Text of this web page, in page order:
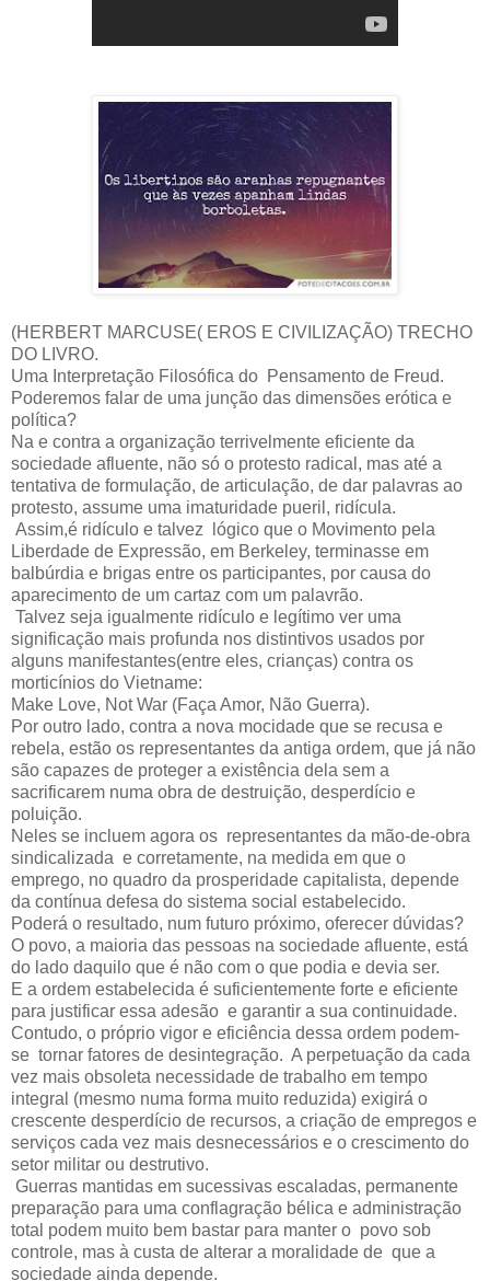
(HERBERT MARCUSE( EROS E CIVILIZAÇÃO) TRECHO
DO LIVRO.
Uma Interpretação Filosófica do Pensamento de Freud.
Poderemos falar de uma junção das dimensões erótica e
política?
Na e contra a organização terrivelmente eficiente da
sociedade afluente, não só o protesto radical, mas até a
tentativa de formulação, de articulação, de dar palavras ao
protesto, assume uma imaturidade pueril, ridícula.
Assim,é ridículo e talvez lógico que o Movimento pela
Liberdade de Expressão, em Berkeley, terminasse em
balbúrdia e brigas entre os participantes, por causa do
aparecimento de um cartaz com um palavrão.
Talvez seja igualmente ridículo e legítimo ver uma
significação mais profunda nos distintivos usados por
alguns manifestantes(entre eles, crianças) contra os
morticínios do Vietname:
Make Love, Not War (Faça Amor, Não Guerra).
Por outro lado, contra a nova mocidade que se recusa e
rebela, estão os representantes da antiga ordem, que já não
são capazes de proteger a existência dela sem a
sacrificarem numa obra de destruição, desperdício e
poluição.
Neles se incluem agora os representantes da mão-de-obra
sindicalizada e corretamente, na medida em que o
emprego, no quadro da prosperidade capitalista, depende
da contínua defesa do sistema social estabelecido.
Poderá o resultado, num futuro próximo, oferecer dúvidas?
O povo, a maioria das pessoas na sociedade afluente, está
do lado daquilo que é não com o que podia e devia ser.
E a ordem estabelecida é suficientemente forte e eficiente
para justificar essa adesão e garantir a sua continuidade.
Contudo, o próprio vigor e eficiência dessa ordem podem-
se tornar fatores de desintegração. A perpetuação da cada
vez mais obsoleta necessidade de trabalho em tempo
integral (mesmo numa forma muito reduzida) exigirá o
crescente desperdício de recursos, a criação de empregos e
serviços cada vez mais desnecessários e o crescimento do
setor militar ou destrutivo.
Guerras mantidas em sucessivas escaladas, permanente
preparação para uma conflagração bélica e administração
total podem muito bem bastar para manter o povo sob
controle, mas à custa de alterar a moralidade de que a
sociedade ainda depende.